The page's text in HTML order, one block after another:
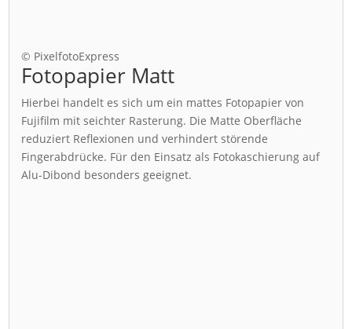
© PixelfotoExpress
Fotopapier Matt
Hierbei handelt es sich um ein mattes Fotopapier von
Fujifilm mit seichter Rasterung. Die Matte Oberfläche
reduziert Reflexionen und verhindert störende
Fingerabdrücke. Für den Einsatz als Fotokaschierung auf
Alu-Dibond besonders geeignet.